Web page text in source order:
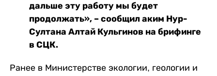
дальше эту работу мы будет
продолжать», – сообщил аким Нур-
Султана Алтай Кульгинов на брифинге
в СЦК.
Ранее в Министерстве экологии, геологии и